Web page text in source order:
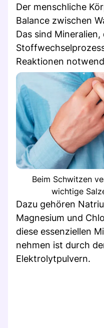
Der menschliche
Balance zwischen
Das sind
Reaktionen
Beim Schwitzen
wichtige
Dazu gehören
Magnesium und
diese essenziellen
nehmen ist durch
Elektrolytpulvern.